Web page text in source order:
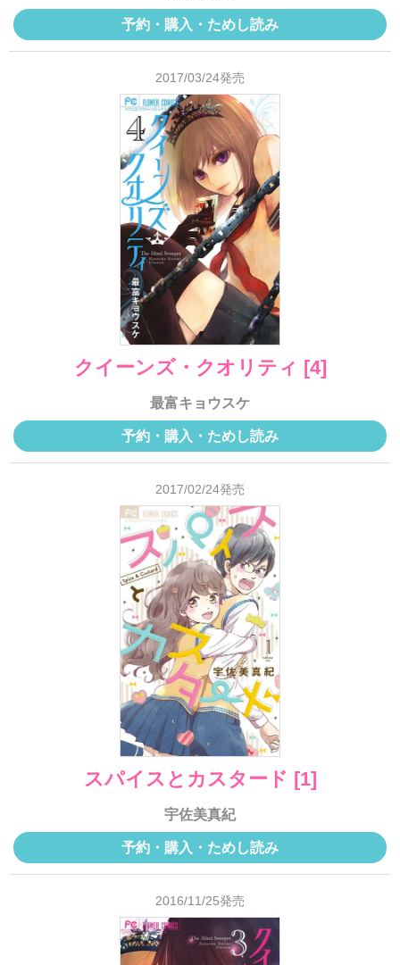
予約・購入・ためし読み
2017/03/24発売
クイーンズ・クオリティ [4]
最富キョウスケ
予約・購入・ためし読み
2017/02/24発売
スパイスとカスタード [1]
宇佐美真紀
予約・購入・ためし読み
2016/11/25発売